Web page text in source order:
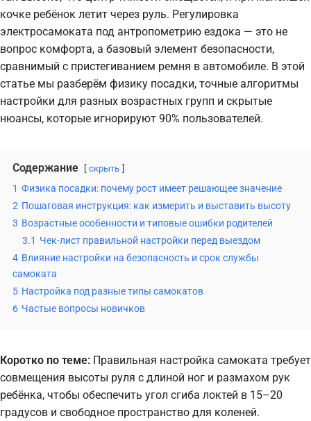
кочке ребёнок летит через руль. Регулировка
электросамоката под антропометрию ездока — это не
вопрос комфорта, а базовый элемент безопасности,
сравнимый с пристегиванием ремня в автомобиле. В этой
статье мы разберём физику посадки, точные алгоритмы
настройки для разных возрастных групп и скрытые
нюансы, которые игнорируют 90% пользователей.
Содержание скрыть
1 Физика посадки: почему рост имеет решающее значение
2 Пошаговая инструкция: как измерить и выставить высоту
3 Возрастные особенности и типовые ошибки родителей
3.1 Чек-лист правильной настройки перед выездом
4 Влияние настройки на безопасность и срок службы
самоката
5 Настройка под разные типы самокатов
6 Частые вопросы новичков
Коротко по теме: Правильная настройка самоката требует
совмещения высоты руля с длиной ног и размахом рук
ребёнка, чтобы обеспечить угол сгиба локтей в 15–20
градусов и свободное пространство для коленей.